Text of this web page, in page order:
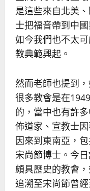
是這些來自北美
士把福音帶到中國
如今我們也不太
教典範興起。
然而老師也提到
很多教會是在
的，當中也有許
佈道家、宣教士
因來到東南亞，
宋尚節博士。今
頗具歷史的教會
追溯至宋尚節曾